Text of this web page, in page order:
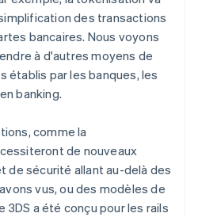
des transactions
bancaires. Nous voyons
à d'autres moyens de
établis par les banques, les
banking.
comme la
de nouveaux
de sécurité allant au-delà des
vus, ou des modèles de
3DS a été conçu pour les rails